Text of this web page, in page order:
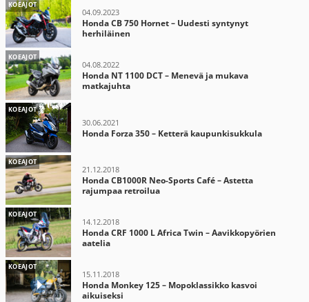
KOEAJOT
04.09.2023
Honda CB 750 Hornet – Uudesti syntynyt
herhiläinen
KOEAJOT
04.08.2022
Honda NT 1100 DCT – Menevä ja mukava
matkajuhta
KOEAJOT
30.06.2021
Honda Forza 350 – Ketterä kaupunkisukkula
KOEAJOT
21.12.2018
Honda CB1000R Neo-Sports Café – Astetta
rajumpaa retroilua
KOEAJOT
14.12.2018
Honda CRF 1000 L Africa Twin – Aavikkopyörien
aatelia
KOEAJOT
15.11.2018
Honda Monkey 125 – Mopoklassikko kasvoi
aikuiseksi